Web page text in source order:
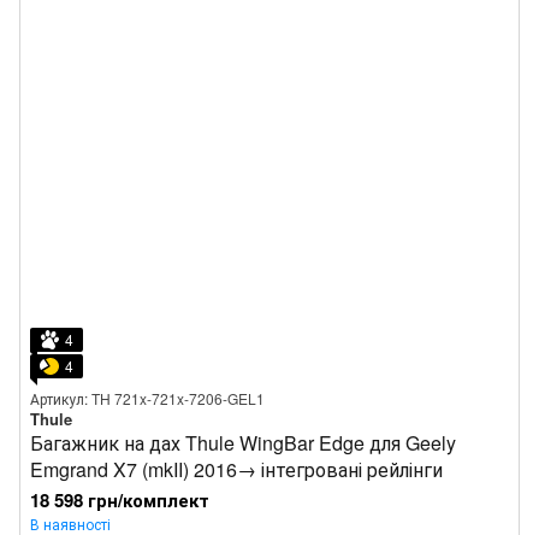
4
4
Артикул: TH 721x-721x-7206-GEL1
Thule
Багажник на дах Thule WingBar Edge для Geely
Emgrand X7 (mkII) 2016→ інтегровані рейлінги
18 598 грн/комплект
В наявності